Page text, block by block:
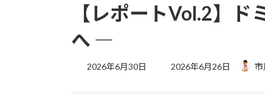
【レポートVol.2】
へ ―
2026年6月30日
最
2026年6月26日 市